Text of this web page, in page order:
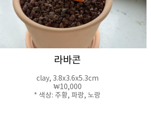
라바콘
clay, 3.8x3.6x5.3cm
₩10,000
* 색상: 주황, 파랑, 노랑